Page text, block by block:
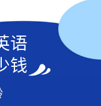
语
钱